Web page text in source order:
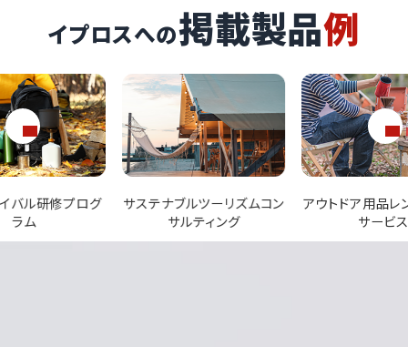
イプロスへの掲載製品例
ルツーリズムコン
ティング
アウトドア用品レンタル手配
サービス
企業向け研修チ
ィングプロ